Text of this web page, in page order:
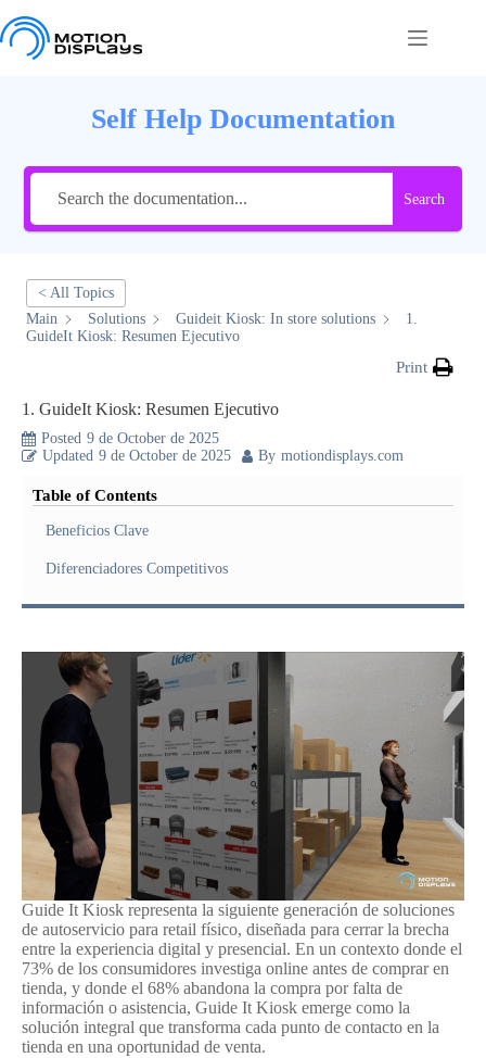
to
content
Self Help Documentation
Search
< All Topics
Main
Solutions Guideit Kiosk: In store solutions
1.
GuideIt Kiosk: Resumen Ejecutivo
Print
1. GuideIt Kiosk: Resumen Ejecutivo
Posted 9 de October de 2025
Updated 9 de October de 2025 By motiondisplays.com
Table of Contents
Beneficios Clave
Diferenciadores Competitivos
Guide It Kiosk representa la siguiente generación de soluciones
de autoservicio para retail físico, diseñada para cerrar la brecha
entre la experiencia digital y presencial. En un contexto donde el
73% de los consumidores investiga online antes de comprar en
tienda, y donde el 68% abandona la compra por falta de
información o asistencia, Guide It Kiosk emerge como la
solución integral que transforma cada punto de contacto en la
tienda en una oportunidad de venta.